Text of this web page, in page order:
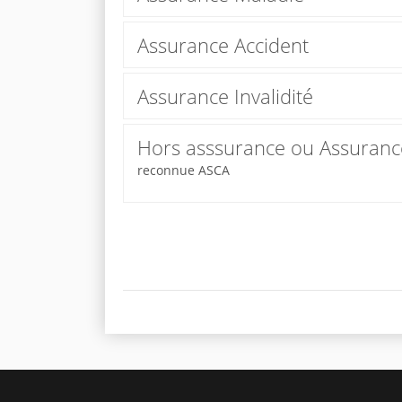
Assurance Accident
Assurance Invalidité
Hors asssurance ou
reconnue ASCA